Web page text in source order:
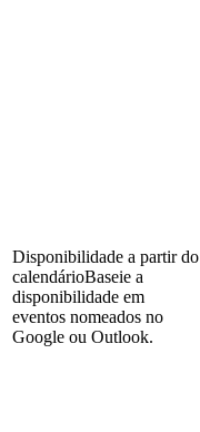
Disponibilidade a partir do
calendárioBaseie a
disponibilidade em
eventos nomeados no
Google ou Outlook.